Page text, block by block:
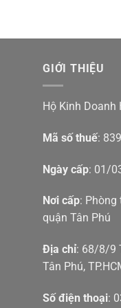
GIỚI THIỆU
Hộ Kinh Doanh
Mã số thuế:
Ngày cấp: 01/
Nơi cấp: Phòng
quận Tân Phú
Địa chỉ: 68/8/9
Tân Phú,
Số điện thoại: